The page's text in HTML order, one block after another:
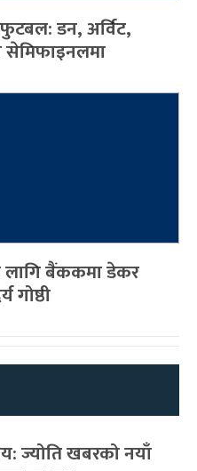
डन, अर्विट,
सेमिफाइनलमा
लागि बैंककमा डेकर
गोष्ठी
ज्योति खबरको नयाँ